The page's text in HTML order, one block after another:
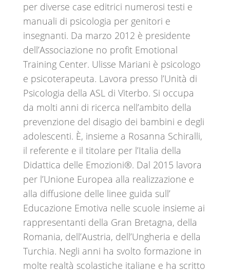
per diverse case editrici numerosi testi e
manuali di psicologia per genitori e
insegnanti. Da marzo 2012 è presidente
dell’Associazione no profit Emotional
Training Center. Ulisse Mariani è psicologo
e psicoterapeuta. Lavora presso l’Unità di
Psicologia della ASL di Viterbo. Si occupa
da molti anni di ricerca nell’ambito della
prevenzione del disagio dei bambini e degli
adolescenti. È, insieme a Rosanna Schiralli,
il referente e il titolare per l’Italia della
Didattica delle Emozioni®. Dal 2015 lavora
per l’Unione Europea alla realizzazione e
alla diffusione delle linee guida sull’
Educazione Emotiva nelle scuole insieme ai
rappresentanti della Gran Bretagna, della
Romania, dell’Austria, dell’Ungheria e della
Turchia. Negli anni ha svolto formazione in
molte realtà scolastiche italiane e ha scritto